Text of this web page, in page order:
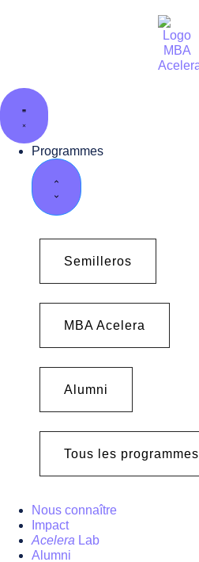
Programmes
Semilleros
MBA Acelera
Alumni
Tous les programmes
Nous connaître
Impact
Acelera Lab
Alumni